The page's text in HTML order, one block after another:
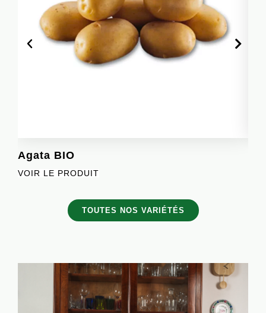
Agata BIO
VOIR LE PRODUIT
TOUTES NOS VARIÉTÉS